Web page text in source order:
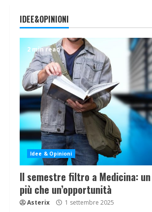
IDEE&OPINIONI
2 min read
Idee & Opinioni
Il semestre filtro a Medicina:
più che un’opportunità
Asterix 1 settembre 2025